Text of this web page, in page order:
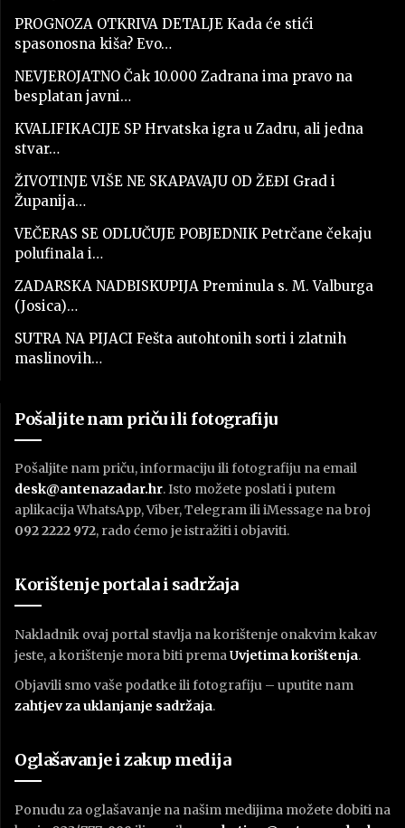
PROGNOZA OTKRIVA DETALJE Kada će stići
spasonosna kiša? Evo…
NEVJEROJATNO Čak 10.000 Zadrana ima pravo na
besplatan javni…
KVALIFIKACIJE SP Hrvatska igra u Zadru, ali jedna
stvar…
ŽIVOTINJE VIŠE NE SKAPAVAJU OD ŽEĐI Grad i
Županija…
VEČERAS SE ODLUČUJE POBJEDNIK Petrčane čekaju
polufinala i…
ZADARSKA NADBISKUPIJA Preminula s. M. Valburga
(Josica)…
SUTRA NA PIJACI Fešta autohtonih sorti i zlatnih
maslinovih…
Pošaljite nam priču ili fotografiju
Pošaljite nam priču, informaciju ili fotografiju na email
desk@antenazadar.hr. Isto možete poslati i putem
aplikacija WhatsApp, Viber, Telegram ili iMessage na broj
092 2222 972, rado ćemo je istražiti i objaviti.
Korištenje portala i sadržaja
Nakladnik ovaj portal stavlja na korištenje onakvim kakav
jeste, a korištenje mora biti premaUvjetima korištenja.
Objavili smo vaše podatke ili fotografiju – uputite nam
zahtjev za uklanjanje sadržaja.
Oglašavanje i zakup medija
Ponudu za oglašavanje na našim medijima možete dobiti na